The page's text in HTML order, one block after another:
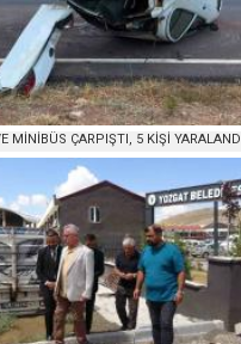
MİNİBÜS ÇARPIŞTI, 5 KİŞİ YARALANDI